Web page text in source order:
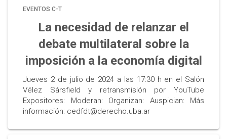
EVENTOS C-T
La necesidad de relanzar el
debate multilateral sobre la
imposición a la economía digital
Jueves 2 de julio de 2024 a las 17:30 h en el Salón
Vélez Sársfield y retransmisión por YouTube
Expositores: Moderan: Organizan: Auspician: Más
información: cedfdt@derecho.uba.ar